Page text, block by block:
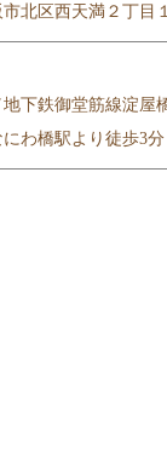
北区西天満２丁目
下鉄御堂筋線淀屋
わ橋駅より徒歩3分